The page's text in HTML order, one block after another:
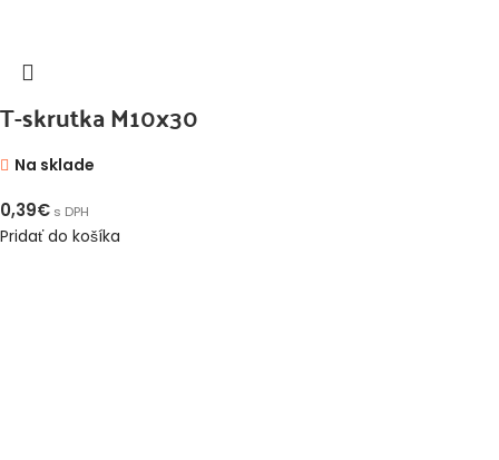
T-skrutka M10x30
Na sklade
0,39€ s DPH
Pridať do košíka